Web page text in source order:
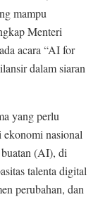
mampu
Menteri
acara “AI for
dalam siaran
yang perlu
nasional
(AI), di
talenta digital
perubahan, dan